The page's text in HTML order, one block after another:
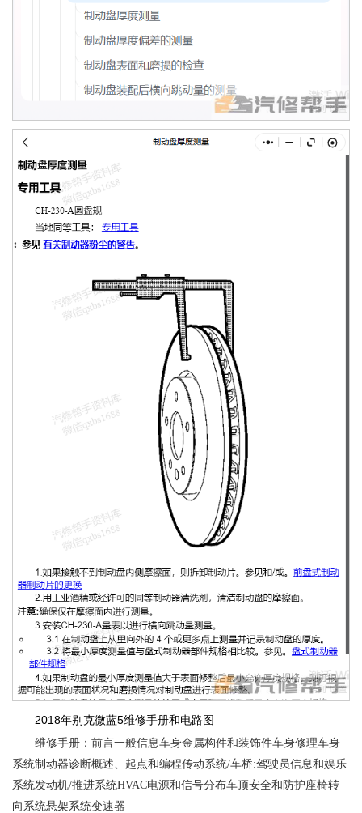
2018年别克微蓝5维修手册和电路图
维修手册：前言一般信息车身金属构件和装饰件车身修理车身
系统制动器诊断概述、起点和编程传动系统/车桥:驾驶员信息和娱乐
系统发动机/推进系统HVAC电源和信号分布车顶安全和防护座椅转
向系统悬架系统变速器